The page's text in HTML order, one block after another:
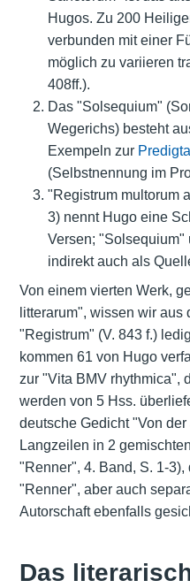
Hugos. Zu 200
verbunden mit einer
möglich zu variieren
408ff.).
Das "Solsequium"
Wegerichs) besteht
Exempeln zur
(Selbstnennung im
"Registrum multorum
3) nennt Hugo eine
Versen; "Solsequium"
indirekt auch als
Von einem vierten Werk,
litterarum", wissen wir aus
"Registrum" (V. 843 f.)
kommen 61 von Hugo
zur "Vita BMV rhythmica",
werden von 5 Hss.
deutsche Gedicht "Von
Langzeilen in 2
"Renner", 4. Band, S. 1-
"Renner", aber auch
Autorschaft ebenfalls
Das